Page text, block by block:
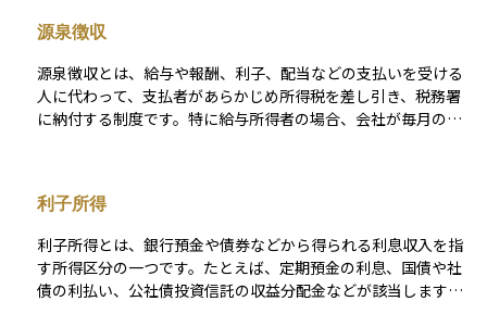
（少額投資非課税制度）やiDeCo（個人型確定拠出年金）など
があり、これらは国が個人の資産形成や老後資金の準備を支援
するために設けた制度です。非課税制度をうまく活用すること
で、長期的に見て資産形成の効率が高まり、手取り利益を増や
すことが可能になります。そのため、初心者にとっても、まず
源泉徴収
源泉徴収とは、給与や報酬、利子、配当などの支払いを受ける
人に代わって、支払者があらかじめ所得税を差し引き、税務署
に納付する制度です。特に給与所得者の場合、会社が毎月の給
了するケースが多くなります。ただし、個人事業主や一定の副
収入がある人は、源泉徴収された金額を基に確定申告が必要に
なることがあります。 また、配当金や利子の源泉徴収税率は原
則20.315%（所得税15.315%＋住民税5%）ですが、金融商品
によって異なる場合があるため、事前に確認が必要です。
利子所得
利子所得とは、銀行預金や債券などから得られる利息収入を指
す所得区分の一つです。たとえば、定期預金の利息、国債や社
債の利払い、公社債投資信託の収益分配金などが該当します。